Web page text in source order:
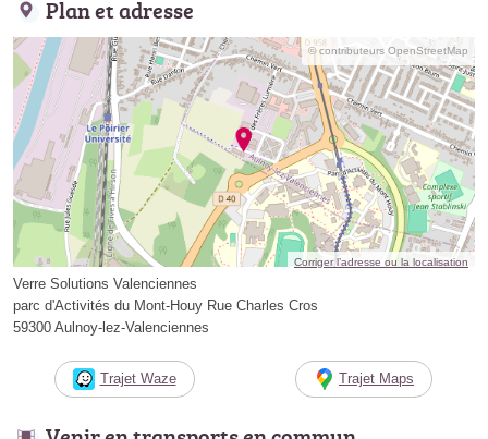
Plan et adresse
© contributeurs OpenStreetMap
Corriger l’adresse ou la localisation
Verre Solutions Valenciennes
parc d'Activités du Mont-Houy Rue Charles Cros
59300 Aulnoy-lez-Valenciennes
Trajet Waze Trajet Maps